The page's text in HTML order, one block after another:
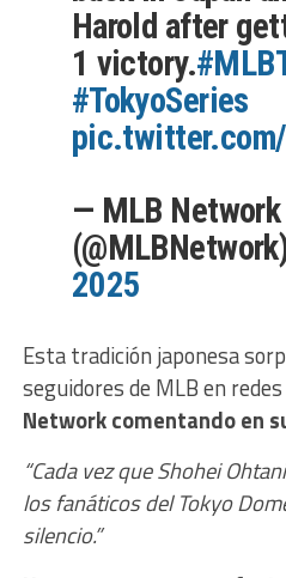
Harold after
1 victory.
#TokyoSeries
pic.twitter.com/
— MLB Network
2025
Esta tradición japonesa
seguidores de MLB en
Network comentando en
“Cada vez que Shohei
los fanáticos del Tokyo
silencio.”